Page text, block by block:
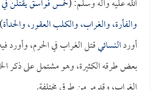
الله عليه وآله وسلم: (خمس فواسق يقتلن
والفأرة، والغراب، والكلب العقور، والحدأة
أوردالنسائيقتل الغراب في الحرم،
بعض طرقه الكثيرة، وهو مشتمل على ذكر